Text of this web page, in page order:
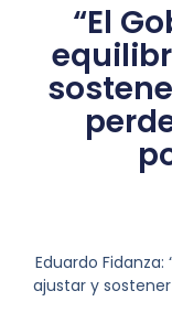
“El
Eduardo
ajustar y